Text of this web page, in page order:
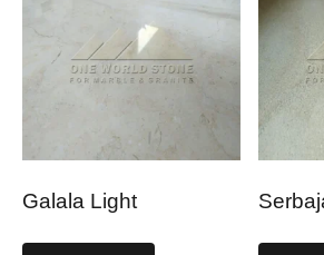
Galala Light